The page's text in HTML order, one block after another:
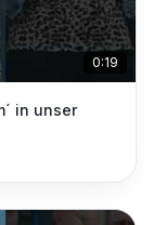
0:19
in unser